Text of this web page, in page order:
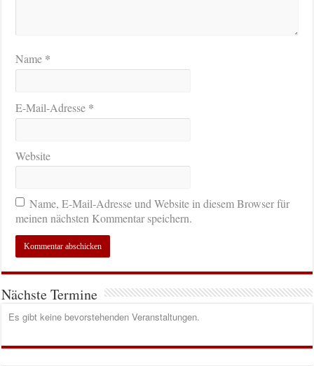
Name *
E-Mail-Adresse *
Website
Name, E-Mail-Adresse und Website in diesem Browser für
meinen nächsten Kommentar speichern.
Nächste Termine
Es gibt keine bevorstehenden Veranstaltungen.